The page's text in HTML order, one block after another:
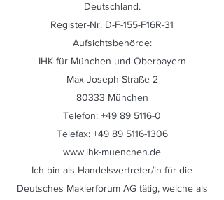
Deutschland.
Register-Nr. D-F-155-F16R-31
Aufsichtsbehörde:
IHK für München und Oberbayern
Max-Joseph-Straße 2
80333 München
Telefon: +49 89 5116-0
Telefax: +49 89 5116-1306
www.ihk-muenchen.de
Ich bin als Handelsvertreter/in für die
Deutsches Maklerforum AG tätig, welche als